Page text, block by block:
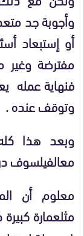
وأجوبة جد
أو إستبعاد
مفترضة
فنهاية عمله
وتوقف عنده.
وبعد هذا
معالفيلسوف
معلوم أن
مثلعمارة